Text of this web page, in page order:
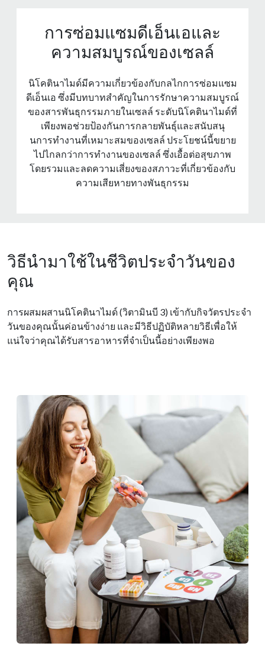
การซ่อมแซมดีเอ็นเอและ
ความสมบูรณ์ของเซลล์
นิโคตินาไมด์มีความเกี่ยวข้องกับกลไกการซ่อมแซม
ดีเอ็นเอ ซึ่งมีบทบาทสําคัญในการรักษาความสมบูรณ์
ของสารพันธุกรรมภายในเซลล์ ระดับนิโคตินาไมด์ที่
เพียงพอช่วยป้องกันการกลายพันธุ์และสนับสนุ
นการทํางานที่เหมาะสมของเซลล์ ประโยชน์นี้ขยาย
ไปไกลกว่าการทํางานของเซลล์ ซึ่งเอื้อต่อสุขภาพ
โดยรวมและลดความเสี่ยงของสภาวะที่เกี่ยวข้องกับ
ความเสียหายทางพันธุกรรม
วิธีนำมาใช้ในชีวิตประจำวันของ
คุณ
การผสมผสานนิโคตินาไมด์ (วิตามินบี 3) เข้ากับกิจวัตรประจํา
วันของคุณนั้นค่อนข้างง่าย และมีวิธีปฏิบัติหลายวิธีเพื่อให้
แน่ใจว่าคุณได้รับสารอาหารที่จําเป็นนี้อย่างเพียงพอ